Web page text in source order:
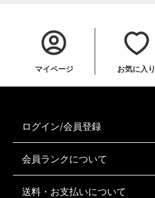
マイページ お気に入り
ログイン/会員登録
会員ランクについて
送料・お支払いについて